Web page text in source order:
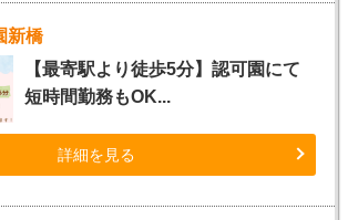
新橋
【最寄駅より徒歩5分】認可園にて
短時間勤務もOK...
詳細を見る